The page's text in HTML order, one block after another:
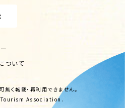
ついて
く転載・再利用できません。
Association.